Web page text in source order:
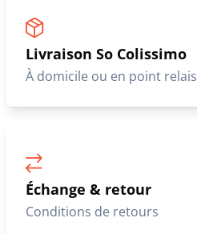
Livraison So Colissimo
À domicile ou en point relais
Échange & retour
Conditions de retours